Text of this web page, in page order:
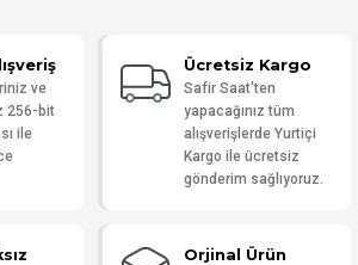
Yorum Yaz
ve
256-bit
ile
Ücretsiz Kargo
Safir Saat'ten
yapacağınız tüm
alışverişlerde Yurtiçi
Kargo ile ücretsiz
gönderim sağlıyoruz.
Orjinal Ürün